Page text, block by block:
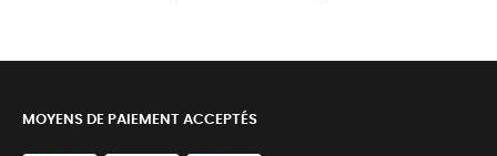
MOYENS DE PAIEMENT ACCEPTÉS